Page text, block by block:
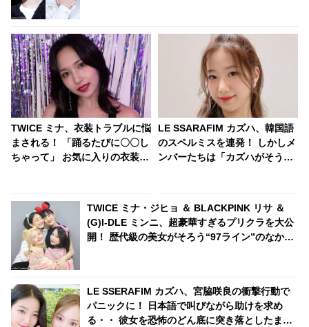
TWICE ミナ、衣装トラブルに悩
まされる！ 「踊るたびに〇〇し
ちゃって」 お気に入りの衣装な
LE SSARAFIM カズハ、韓国語
のスペルミスを連発！ しかしメ
ンバーたちは「カズハがそうと
にほっこり
TWICE ミナ・ジヒョ ＆ BLACKPINK リサ ＆
(G)I-DLE ミンニ、超豪華すぎるプリクラを大公
開！ 歴代級の美女がそろう“97ライン”のなかよ
LE SSERAFIM カズハ、宮脇咲良の衝撃行動で
パニックに！ 日本語で叫びながら助けを求め
る・・ 彼女を恐怖のどん底に突き落としたまさ